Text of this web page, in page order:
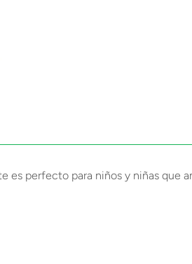
perfecto para niños y niñas que